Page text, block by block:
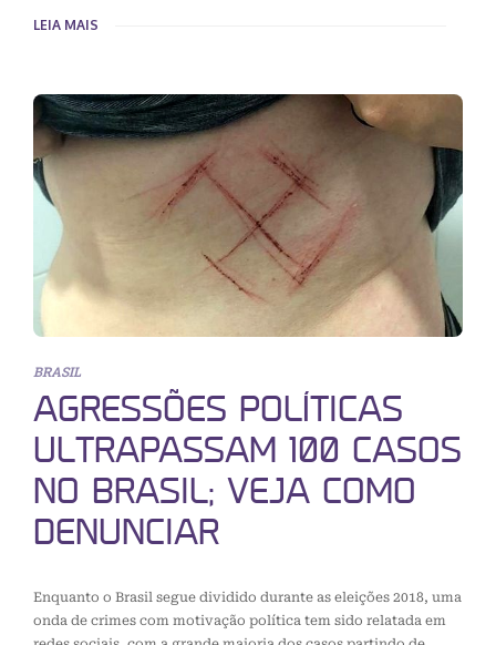
LEIA MAIS
BRASIL
AGRESSÕES POLÍTICAS
ULTRAPASSAM 100 CASOS
NO BRASIL; VEJA COMO
DENUNCIAR
Enquanto o Brasil segue dividido durante as eleições 2018, uma
onda de crimes com motivação política tem sido relatada em